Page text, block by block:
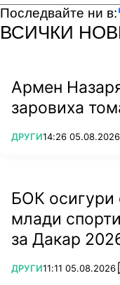
Последвайте ни в:
ВСИЧКИ
Армен
заровиха
ПОВЕЧЕ ОТ
ДРУГИ14:26 05.08.2026
БОК осигури
млади
за Дакар
ПОВЕЧЕ ОТ
ДРУГИ11:11 05.08.2026